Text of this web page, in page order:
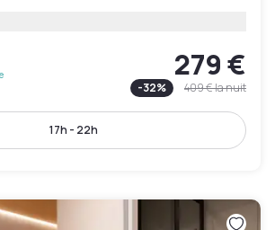
279 €
-32% 409 €la nuit
17h - 22h